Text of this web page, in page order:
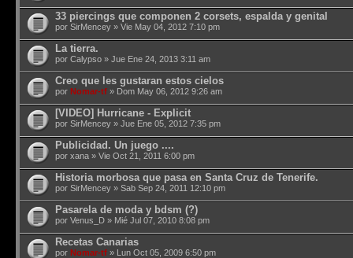
33 piercings que componen 2 corsets, espalda y genital
por SirMencey » Vie May 04, 2012 7:10 pm
La tierra.
por Calypso » Jue Ene 24, 2013 3:11 am
Creo que les gustaran estos cielos
por Nomar-tf » Dom May 06, 2012 9:26 am
[VIDEO] Hurricane - Explicit
por SirMencey » Jue Ene 05, 2012 7:35 pm
Publicidad. Un juego ....
por xana » Vie Oct 21, 2011 6:00 pm
Historia morbosa que pasa en Santa Cruz de Tenerife.
por SirMencey » Sab Sep 24, 2011 12:10 pm
Pasarela de moda y bdsm (?)
por Venus_D » Mié Jul 07, 2010 8:08 pm
Recetas Canarias
por Nomar-tf » Lun Oct 05, 2009 6:50 pm